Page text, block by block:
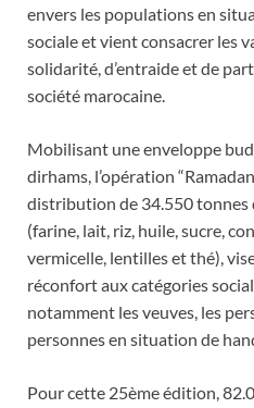
envers les populations en
sociale et vient consacrer les
solidarité, d’entraide et de
société marocaine.
Mobilisant une enveloppe
dirhams, l’opération
distribution de 34.550
(farine, lait, riz, huile, sucre,
vermicelle, lentilles et thé),
réconfort aux catégories
notamment les veuves, les
personnes en situation de
Pour cette 25ème édition,